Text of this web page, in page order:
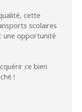
cette
scolaires
une opportunité
ce bien
!